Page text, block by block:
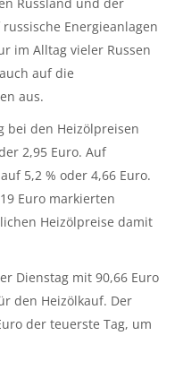
Energieanlagen
im Alltag vieler Russen
auf die
aus.
bei den Heizölpreisen
2,95 Euro. Auf
5,2 % oder 4,66 Euro.
Euro markierten
Heizölpreise damit
Dienstag mit 90,66 Euro
den Heizölkauf. Der
der teuerste Tag, um